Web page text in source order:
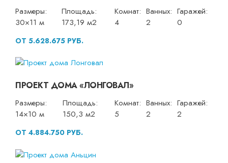
Размеры:
30×11 м
Площадь:
173,19 м2
Комнат:
4
Ванных:
2
Гаражей:
0
ОТ 5.628.675 РУБ.
ПРОЕКТ ДОМА «ЛОНГОВАЛ»
Размеры:
14×10 м
Площадь:
150,3 м2
Комнат:
5
Ванных:
2
Гаражей:
2
ОТ 4.884.750 РУБ.